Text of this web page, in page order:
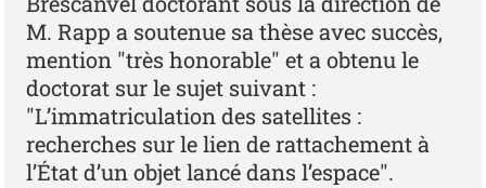
M. Rapp a soutenue sa thèse avec succès,
mention "très honorable" et a obtenu le
doctorat sur le sujet suivant :
"L’immatriculation des satellites :
recherches sur le lien de rattachement à
l’État d’un objet lancé dans l’espace".